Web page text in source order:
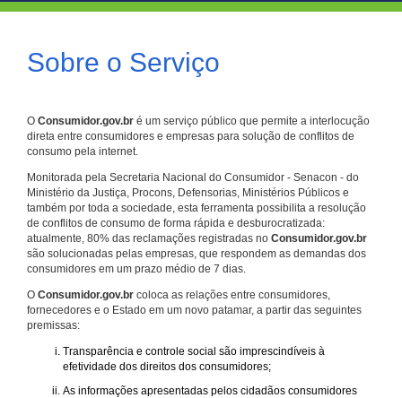
Sobre o Serviço
O Consumidor.gov.br é um serviço público que permite a interlocução
direta entre consumidores e empresas para solução de conflitos de
consumo pela internet.
Monitorada pela Secretaria Nacional do Consumidor - Senacon - do
Ministério da Justiça, Procons, Defensorias, Ministérios Públicos e
também por toda a sociedade, esta ferramenta possibilita a resolução
de conflitos de consumo de forma rápida e desburocratizada:
atualmente, 80% das reclamações registradas no Consumidor.gov.br
são solucionadas pelas empresas, que respondem as demandas dos
consumidores em um prazo médio de 7 dias.
O Consumidor.gov.br coloca as relações entre consumidores,
fornecedores e o Estado em um novo patamar, a partir das seguintes
premissas:
Transparência e controle social são imprescindíveis à
efetividade dos direitos dos consumidores;
As informações apresentadas pelos cidadãos consumidores